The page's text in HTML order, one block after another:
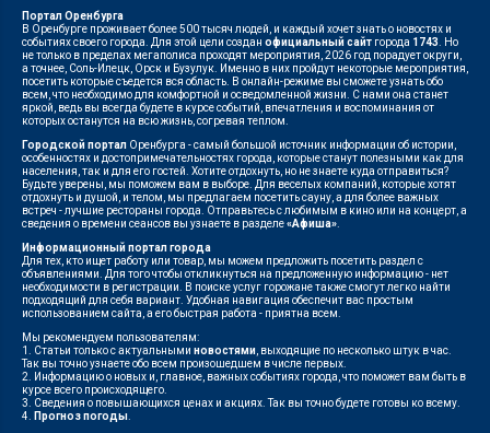
Портал Оренбурга
В Оренбурге проживает более 500 тысяч людей, и каждый хочет знать о новостях и
событиях своего города. Для этой цели создан официальный сайт города 1743 . Но
не только в пределах мегаполиса проходят мероприятия, 2026 год порадует округи,
а точнее, Соль-Илецк, Орск и Бузулук. Именно в них пройдут некоторые мероприятия,
посетить которые съедется вся область. В онлайн-режиме вы сможете узнать обо
всем, что необходимо для комфортной и осведомленной жизни. С нами она станет
яркой, ведь вы всегда будете в курсе событий, впечатления и воспоминания от
которых останутся на всю жизнь, согревая теплом.
Городской портал Оренбурга - самый большой источник информации об истории,
особенностях и достопримечательностях города, которые станут полезными как для
населения, так и для его гостей. Хотите отдохнуть, но не знаете куда отправиться?
Будьте уверены, мы поможем вам в выборе. Для веселых компаний, которые хотят
отдохнуть и душой, и телом, мы предлагаем посетить сауну, а для более важных
встреч - лучшие рестораны города. Отправьтесь с любимым в кино или на концерт, а
сведения о времени сеансов вы узнаете в разделе«Афиша»
Информационный портал города
Для тех, кто ищет работу или товар, мы можем предложить посетить раздел с
объявлениями. Для того чтобы откликнуться на предложенную информацию - нет
необходимости в регистрации. В поиске услуг горожане также смогут легко найти
подходящий для себя вариант. Удобная навигация обеспечит вас простым
использованием сайта, а его быстрая работа - приятна всем.
Мы рекомендуем пользователям:
1. Статьи только с актуальными новостями , выходящие по несколько штук в час.
Так вы точно узнаете обо всем произошедшем в числе первых.
2. Информацию о новых и, главное, важных событиях города, что поможет вам быть в
курсе всего происходящего.
3. Сведения о повышающихся ценах и акциях. Так вы точно будете готовы ко всему.
4.
Прогноз погоды